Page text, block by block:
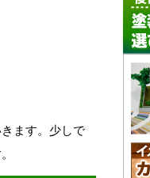
ます。少しで